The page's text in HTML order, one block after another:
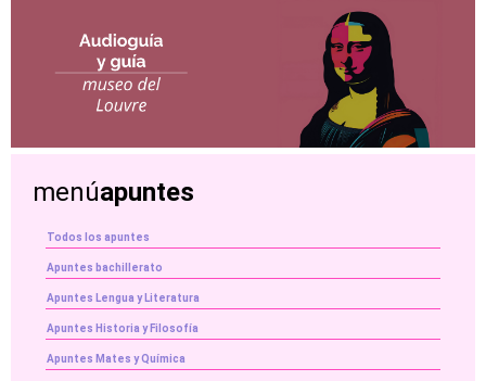
menúapuntes
Todos los apuntes
Apuntes bachillerato
Apuntes Lengua y Literatura
Apuntes Historia y Filosofía
Apuntes Mates y Química